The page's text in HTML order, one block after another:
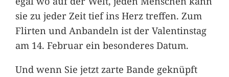
sie zu jeder Zeit tief ins Herz treffen. Zum
Flirten und Anbandeln ist der Valentinstag
am 14. Februar ein besonderes Datum.
Und wenn Sie jetzt zarte Bande geknüpft